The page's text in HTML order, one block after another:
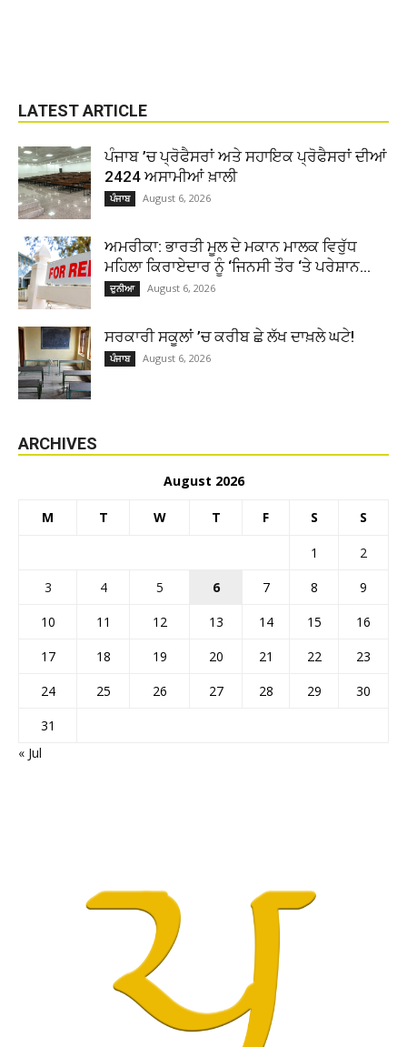
LATEST ARTICLE
ਪੰਜਾਬ ’ਚ ਪ੍ਰੋਫੈਸਰਾਂ ਅਤੇ ਸਹਾਇਕ ਪ੍ਰੋਫੈਸਰਾਂ ਦੀਆਂ
2424 ਅਸਾਮੀਆਂ ਖ਼ਾਲੀ
ਪੰਜਾਬ August 6, 2026
ਅਮਰੀਕਾ: ਭਾਰਤੀ ਮੂਲ ਦੇ ਮਕਾਨ ਮਾਲਕ ਵਿਰੁੱਧ
ਮਹਿਲਾ ਕਿਰਾਏਦਾਰ ਨੂੰ ‘ਜਿਨਸੀ ਤੌਰ ‘ਤੇ ਪਰੇਸ਼ਾਨ...
ਦੁਨੀਆ August 6, 2026
ਸਰਕਾਰੀ ਸਕੂਲਾਂ ’ਚ ਕਰੀਬ ਛੇ ਲੱਖ ਦਾਖ਼ਲੇ ਘਟੇ!
ਪੰਜਾਬ August 6, 2026
ARCHIVES
August 2026
M T W T F S S
1
2
3
4 5 6 7 8
9
10
11 12 13 14 15
16
17
18 19 20 21 22
23
24
25 26 27 28 29
30
31
« Jul